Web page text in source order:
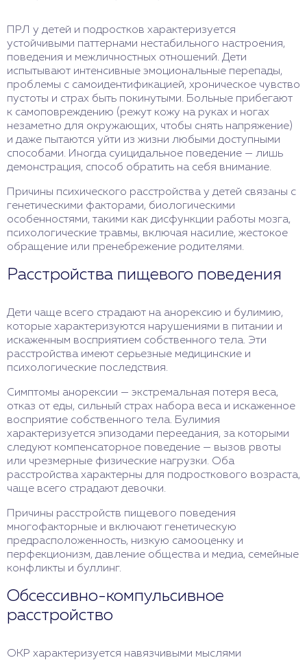
ПРЛ у детей и подростков характеризуется
устойчивыми паттернами нестабильного настроения,
поведения и межличностных отношений. Дети
испытывают интенсивные эмоциональные перепады,
проблемы с самоидентификацией, хроническое чувство
пустоты и страх быть покинутыми. Больные прибегают
к самоповреждению (режут кожу на руках и ногах
незаметно для окружающих, чтобы снять напряжение)
и даже пытаются уйти из жизни любыми доступными
способами. Иногда суицидальное поведение — лишь
демонстрация, способ обратить на себя внимание.
Причины психического расстройства у детей связаны с
генетическими факторами, биологическими
особенностями, такими как дисфункции работы мозга,
психологические травмы, включая насилие, жестокое
обращение или пренебрежение родителями.
Расстройства пищевого поведения
Дети чаще всего страдают на анорексию и булимию,
которые характеризуются нарушениями в питании и
искаженным восприятием собственного тела. Эти
расстройства имеют серьезные медицинские и
психологические последствия.
Симптомы анорексии — экстремальная потеря веса,
отказ от еды, сильный страх набора веса и искаженное
восприятие собственного тела. Булимия
характеризуется эпизодами переедания, за которыми
следуют компенсаторное поведение — вызов рвоты
или чрезмерные физические нагрузки. Оба
расстройства характерны для подросткового возраста,
чаще всего страдают девочки.
Причины расстройств пищевого поведения
многофакторные и включают генетическую
предрасположенность, низкую самооценку и
перфекционизм, давление общества и медиа, семейные
конфликты и буллинг.
Обсессивно-компульсивное
расстройство
ОКР характеризуется навязчивыми мыслями